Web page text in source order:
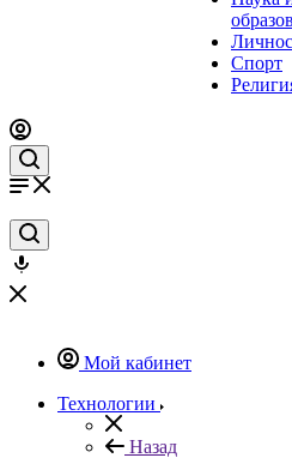
Спорт
Мой кабинет
Технологии
Назад